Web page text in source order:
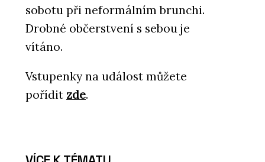
sobotu při neformálním brunchi.
Drobné občerstvení s sebou je
vítáno.
Vstupenky na událost můžete
pořídit zde.